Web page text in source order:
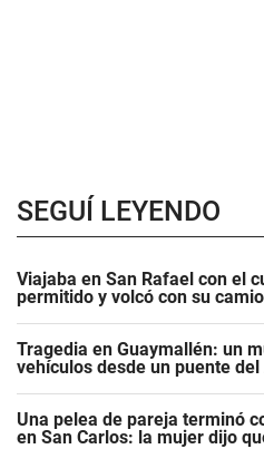
SEGUÍ LEYENDO
Viajaba en San Rafael con el
permitido y volcó con su
Tragedia en Guaymallén: un
vehículos desde un puente del
Una pelea de pareja terminó
en San Carlos: la mujer dijo